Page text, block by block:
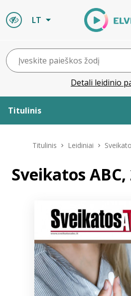
LT
Detali leidinio
Titulinis
Leidiniai
Bibliotekoms
Titulinis Leidiniai
Sveikatos ABC,